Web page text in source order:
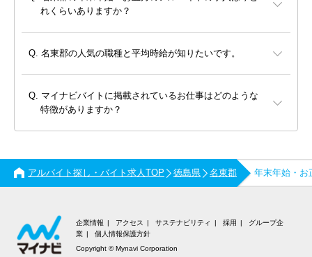
れくらいありますか？
名東郡の人気の職種と平均時給が知りたいです。
マイナビバイトに掲載されているお仕事はどのような
特徴がありますか？
アルバイト探し・バイト求人TOP 徳島県 名東郡 年末年始・お
企業情報 アクセス サステナビリティ 採用
グループ企
業
個人情報保護方針
Copyright © Mynavi Corporation